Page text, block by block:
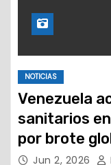
NOTICIAS
Venezuela
sanitarios
por brote
Jun 2, 2026